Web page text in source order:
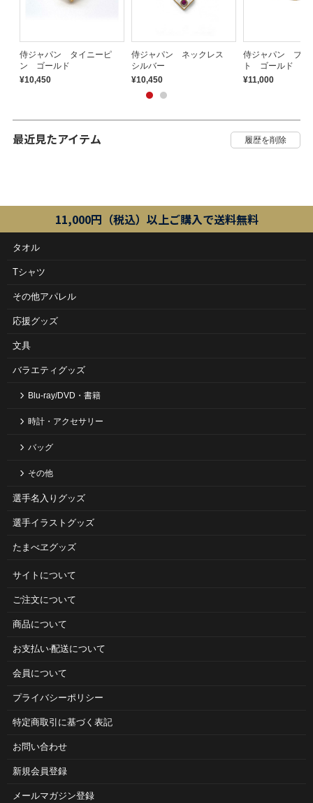
侍ジャパン タイニーピ
ン ゴールド
¥10,450
侍ジャパン ネックレス
シルバー
¥10,450
侍ジャパン ブレ
ト ゴールド
¥11,000
最近見たアイテム
11,000円（税込）以上ご購入で送料無料
タオル
Tシャツ
その他アパレル
応援グッズ
文具
バラエティグッズ
Blu-ray/DVD・書籍
時計・アクセサリー
バッグ
その他
選手名入りグッズ
選手イラストグッズ
たまべヱグッズ
サイトについて
ご注⽂について
商品について
お⽀払い‧配送について
会員について
プライバシーポリシー
特定商取引に基づく表記
お問い合わせ
新規会員登録
メールマガジン登録